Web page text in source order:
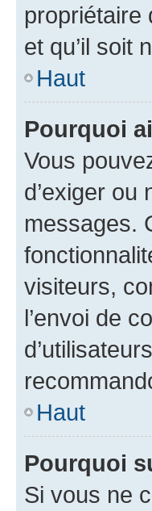
propriétaire
et qu’il soit
Haut
Pourquoi
Vous
d’exiger
messages.
visiteurs,
l’envoi de
Haut
Pourquoi
Si vous ne